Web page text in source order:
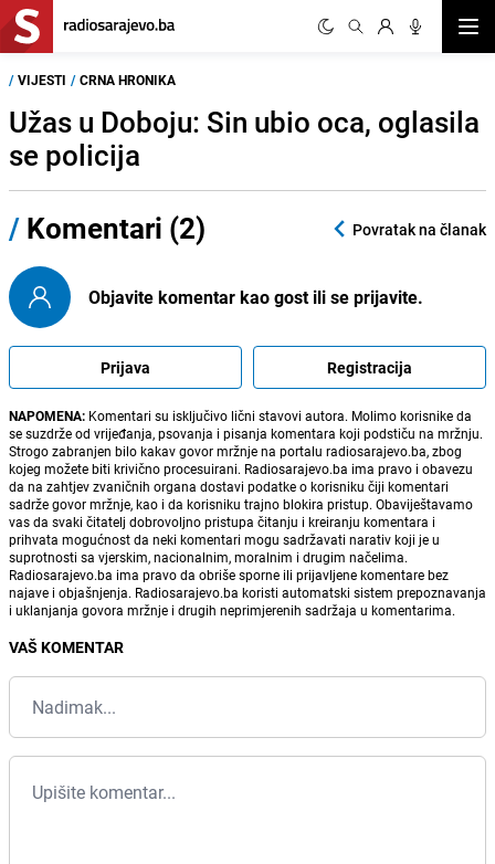
/ VIJESTI / CRNA HRONIKA
Užas u Doboju: Sin ubio oca, oglasila
se policija
/ Komentari (2) Povratak na članak
Objavite komentar kao gost ili se prijavite.
Prijava Registracija
NAPOMENA: Komentari su isključivo lični stavovi autora. Molimo korisnike da
se suzdrže od vrijeđanja, psovanja i pisanja komentara koji podstiču na mržnju.
Strogo zabranjen bilo kakav govor mržnje na portalu radiosarajevo.ba, zbog
kojeg možete biti krivično procesuirani. Radiosarajevo.ba ima pravo i obavezu
da na zahtjev zvaničnih organa dostavi podatke o korisniku čiji komentari
sadrže govor mržnje, kao i da korisniku trajno blokira pristup. Obaviještavamo
vas da svaki čitatelj dobrovoljno pristupa čitanju i kreiranju komentara i
prihvata mogućnost da neki komentari mogu sadržavati narativ koji je u
suprotnosti sa vjerskim, nacionalnim, moralnim i drugim načelima.
Radiosarajevo.ba ima pravo da obriše sporne ili prijavljene komentare bez
najave i objašnjenja. Radiosarajevo.ba koristi automatski sistem prepoznavanja
i uklanjanja govora mržnje i drugih neprimjerenih sadržaja u komentarima.
VAŠ KOMENTAR